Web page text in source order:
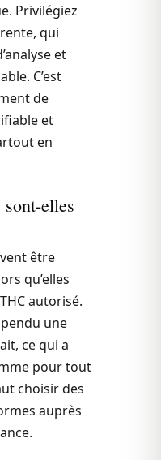
Privilégiez
qui
et
C’est
de
et
en
elles
être
qu’elles
autorisé.
une
ce qui a
pour tout
choisir des
auprès